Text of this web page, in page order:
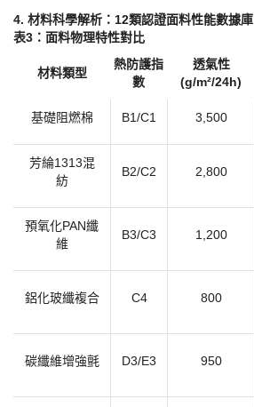
​4. 材料科學解析：12類認證面料性能數據庫​
​表3：面料物理特性對比​
材料類型
熱防護指
數
透氣性
(g/m²/24h)
基礎阻燃棉 B1/C1 3,500
芳綸1313混
紡
B2/C2 2,800
預氧化PAN纖
維
B3/C3 1,200
鋁化玻纖複合 C4 800
碳纖維增強氈 D3/E3 950